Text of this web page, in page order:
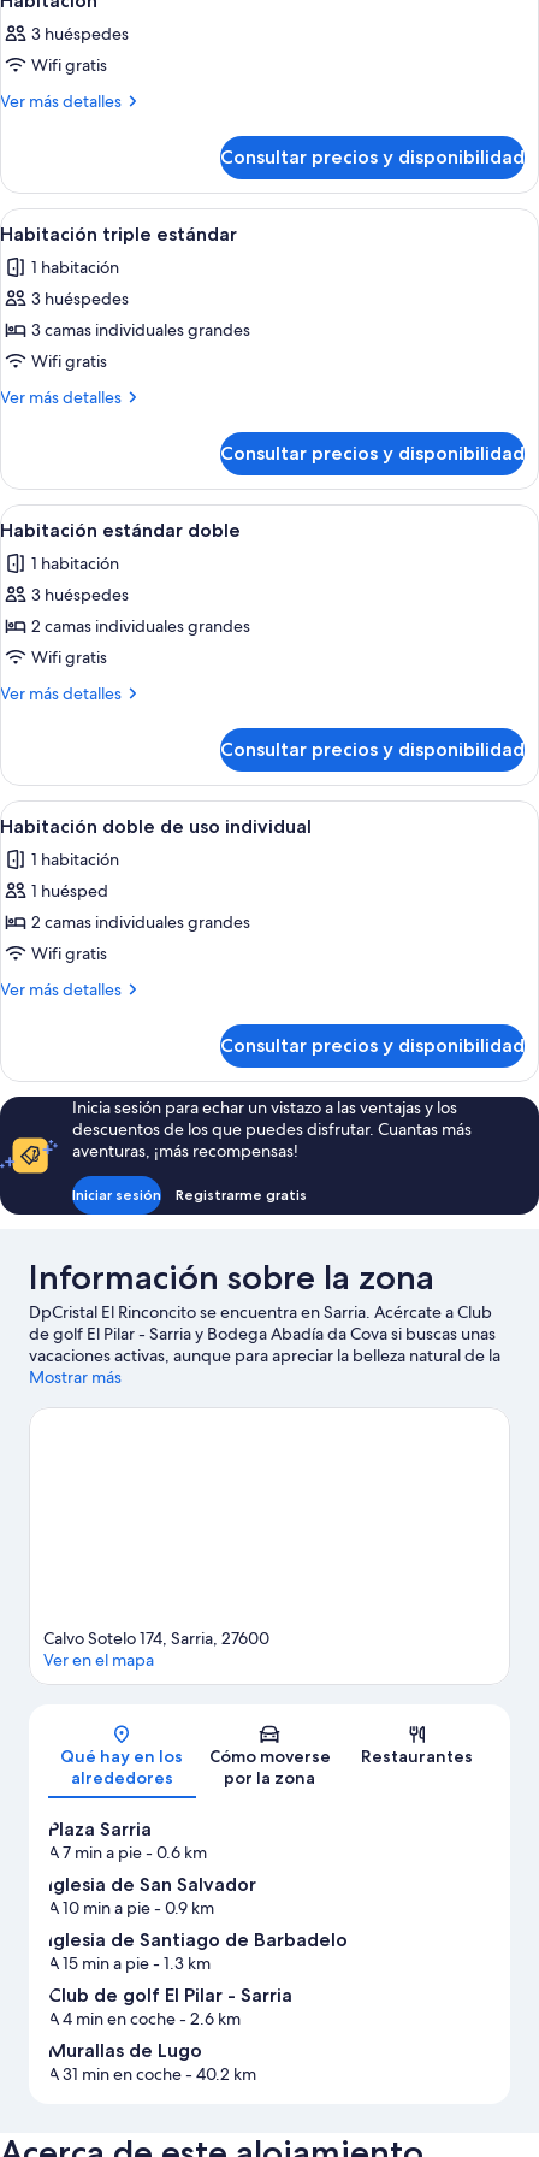
todas
las
fotos
de
3 huéspedes
Wifi gratis
Ver más detalles
Más
Consultar precios y disponibilidad
Abrir
todas
las
fotos
de
Habitación
triple
Habitación de hotel con dos camas,
6
Habitación triple estándar
1 habitación
3 huéspedes
3 camas individuales grandes
Wifi gratis
Ver más detalles
Más
triple
estándar
Consultar precios y disponibilidad
Abrir
todas
las
fotos
de
Habitación
estándar
Habitación de hotel con dos camas
9
Habitación estándar doble
1 habitación
3 huéspedes
2 camas individuales grandes
Wifi gratis
Ver más detalles
Más
estándar
doble
Consultar precios y disponibilidad
Abrir
todas
las
fotos
de
Habitación
doble
individual
Un dormitorio con una cama de
4
Habitación doble de uso individual
1 habitación
1 huésped
2 camas individuales grandes
Wifi gratis
Ver más detalles
Más
doble
de
uso
individual
Consultar precios y disponibilidad
Inicia sesión para echar un vistazo a las ventajas y los
descuentos de los que puedes disfrutar. Cuantas más
aventuras, ¡más recompensas!
Iniciar sesión Registrarme gratis
Información sobre la zona
DpCristal El Rinconcito se encuentra en Sarria. Acércate a Club
de golf El Pilar - Sarria y Bodega Abadía da Cova si buscas unas
vacaciones activas, aunque para apreciar la belleza natural de la
región lo mejor es visitar Lago Vilasouto o Parque do Miño.
Mostrar más
Mapa
Calvo Sotelo 174, Sarria, 27600
Ver en el mapa
Qué hay en los
alrededores
Cómo moverse
por la zona
Restaurantes
Plaza Sarria
A 7 min a pie- 0.6 km
Iglesia de San Salvador
A 10 min a pie- 0.9 km
Iglesia de Santiago de Barbadelo
A 15 min a pie- 1.3 km
Club de golf El Pilar - Sarria
A 4 min en coche- 2.6 km
Murallas de Lugo
A 31 min en coche- 40.2 km